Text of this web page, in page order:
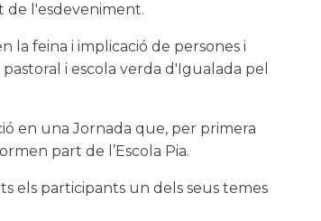
de l'esdeveniment.
la feina i implicació de persones i
i escola verda d'Igualada pel
en una Jornada que, per primera
part de l’Escola Pia.
els participants un dels seus temes